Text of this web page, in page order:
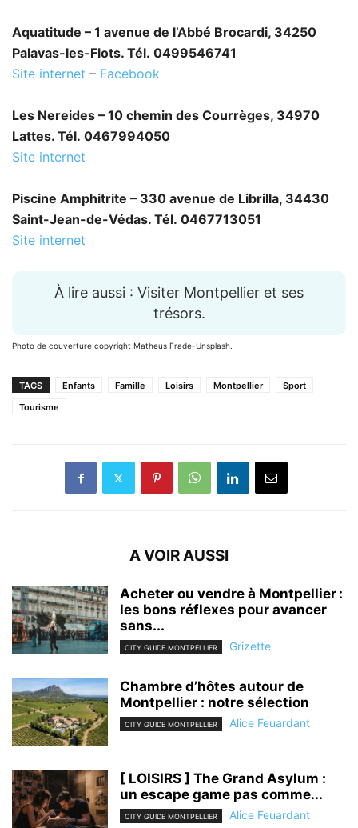
Aquatitude – 1 avenue de l’Abbé Brocardi, 34250
Palavas-les-Flots. Tél. 0499546741
Site internet – Facebook
Les Nereides – 10 chemin des Courrèges, 34970
Lattes. Tél. 0467994050
Site internet
Piscine Amphitrite – 330 avenue de Librilla, 34430
Saint-Jean-de-Védas. Tél. 0467713051
Site internet
À lire aussi : Visiter Montpellier et ses
trésors.
Photo de couverture copyright Matheus Frade-Unsplash.
TAGS Enfants Famille Loisirs Montpellier
Sport
Tourisme
A VOIR AUSSI
Acheter ou vendre à Montpellier :
les bons réflexes pour avancer
sans...
CITY GUIDE MONTPELLIER Grizette
Chambre d’hôtes autour de
Montpellier : notre sélection
CITY GUIDE MONTPELLIER Alice Feuardant
[ LOISIRS ] The Grand Asylum :
un escape game pas comme...
CITY GUIDE MONTPELLIER Alice Feuardant